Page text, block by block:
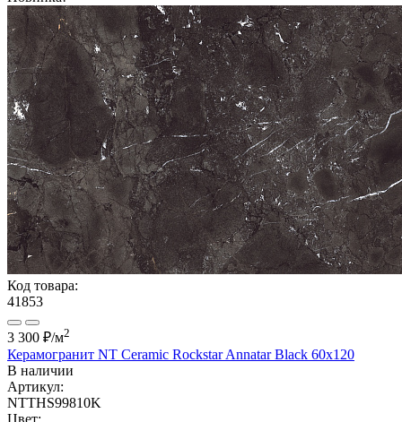
Код товара:
41853
3 300 ₽/м2
Керамогранит NT Ceramic Rockstar Annatar Black 60x120
В наличии
Артикул:
NTTHS99810K